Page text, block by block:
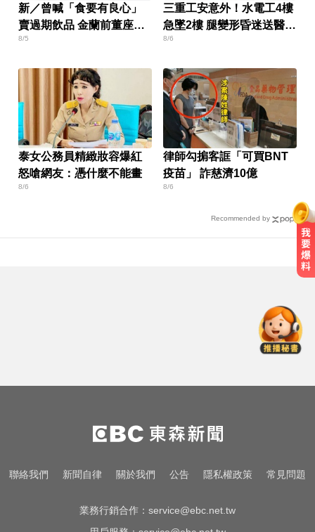
新／曾喊「食要有良心」
賣過期飲品 金蘭前董座遭
求重刑
8/5
三重工安意外！水電工4樓
急墜2樓 腿變形昏迷送醫搶
救
8/6
泰女公務員精緻妝容爆紅
怒嗆網友：憑什麼不能畫
8/6
律師勾掮客誆「可買BNT
疫苗」 詐慈濟10億
8/6
Recommended by
4.4%突破4253美元
疑追星遭網暴！女網紅情緒崩潰 直
播中輕生
南韓熱浪19死！ 總統李在明宣布：
聯絡我們 新聞自律 關於我們 公告 隱私權政策 常見問題
業務行銷合作： service@ebc.net.tw